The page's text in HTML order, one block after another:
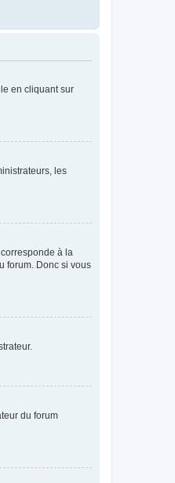
en cliquant sur
les
à la
forum. Donc si vous
du forum